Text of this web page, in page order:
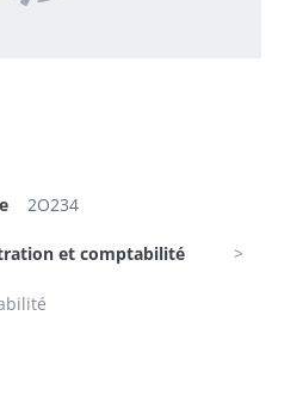
2O234
et comptabilité